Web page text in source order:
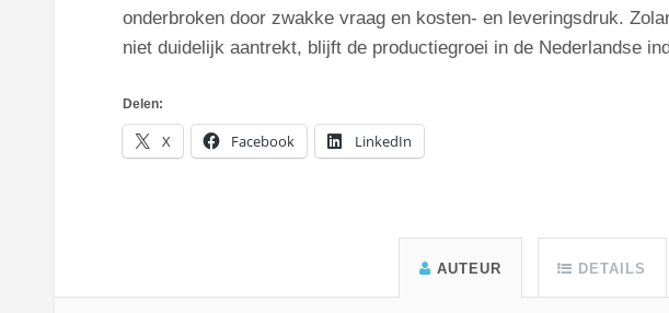
onderbroken door zwakke vraag en kosten- en leveringsdruk.
niet duidelijk aantrekt, blijft de productiegroei in de Nederlandse
Delen:
X Facebook LinkedIn
AUTEUR DETAILS